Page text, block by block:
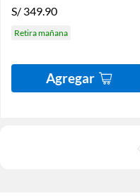
S/ 349.90
Retira mañana
Agregar